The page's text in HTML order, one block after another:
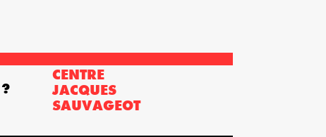
CENTRE
JACQUES
SAUVAGEOT